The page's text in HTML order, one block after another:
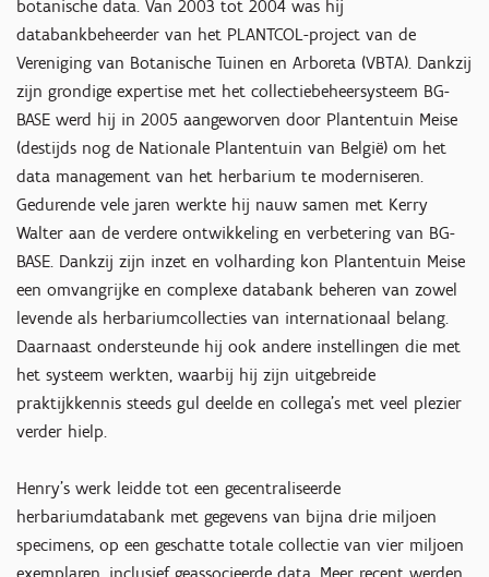
botanische data. Van 2003 tot 2004 was hij
databankbeheerder van het PLANTCOL-project van de
Vereniging van Botanische Tuinen en Arboreta (VBTA). Dankzij
zijn grondige expertise met het collectiebeheersysteem BG-
BASE werd hij in 2005 aangeworven door Plantentuin Meise
(destijds nog de Nationale Plantentuin van België) om het
data management van het herbarium te moderniseren.
Gedurende vele jaren werkte hij nauw samen met Kerry
Walter aan de verdere ontwikkeling en verbetering van BG-
BASE. Dankzij zijn inzet en volharding kon Plantentuin Meise
een omvangrijke en complexe databank beheren van zowel
levende als herbariumcollecties van internationaal belang.
Daarnaast ondersteunde hij ook andere instellingen die met
het systeem werkten, waarbij hij zijn uitgebreide
praktijkkennis steeds gul deelde en collega's met veel plezier
verder hielp.
Henry's werk leidde tot een gecentraliseerde
herbariumdatabank met gegevens van bijna drie miljoen
specimens, op een geschatte totale collectie van vier miljoen